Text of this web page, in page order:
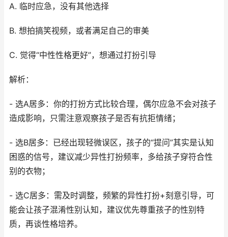
A. 临时应急，没有其他选择
B. 想拍搞笑视频，或者满足自己的审美
C. 觉得“中性性格更好”，想通过打扮引导
解析：
- 选A居多：你的打扮方式比较合理，偶尔应急不会对孩子
造成影响，只需注意观察孩子是否有抗拒情绪；
- 选B居多：已经出现轻微误区，孩子的“提问”其实是认知
困惑的信号，建议减少异性打扮频率，多给孩子穿符合性
别的衣物；
- 选C居多：需及时调整，频繁的异性打扮+刻意引导，可
能会让孩子混淆性别认知，建议优先尊重孩子的性别特
质，再谈性格培养。